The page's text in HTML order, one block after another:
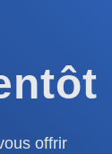
offrir